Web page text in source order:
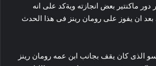
،وذكر دور ماكنتير بعض انجازته ويةكد على انه
ان يفوز على رومان رينز فى هذا الحدث
الذى كان يقف بجانب ابن عمه رومان رينز